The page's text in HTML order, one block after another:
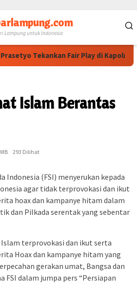
Lampung untuk Indonesia
Tekankan Fair Play di Kapolri Cup
Islam Berantas
293 Dilihat
Indonesia (FSI) menyerukan kepada
agar tidak terprovokasi dan ikut
hoax dan kampanye hitam dalam
dan Pilkada serentak yang sebentar
terprovokasi dan ikut serta
Hoax dan kampanye hitam yang
gerakan umat, Bangsa dan
FSI dalam jumpa pers “Persiapan